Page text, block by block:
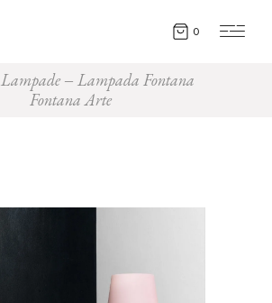
0
Lampade
Lampada Fontana
Fontana Arte